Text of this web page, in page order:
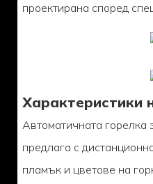
проектирана според
Характеристики
Автоматичната горелка
предлага с
пламък и цветове на